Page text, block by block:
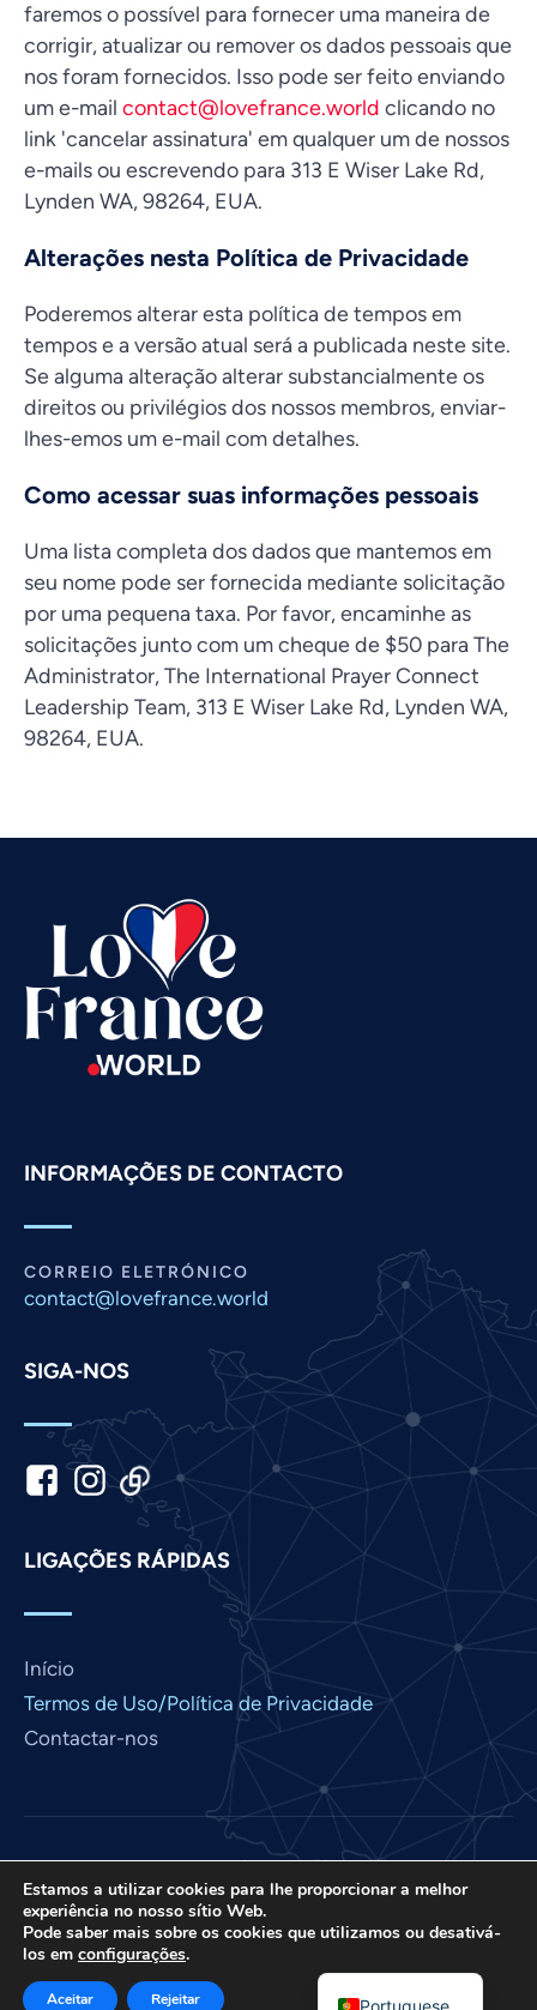
faremos o possível para fornecer uma maneira de
corrigir, atualizar ou remover os dados pessoais que
nos foram fornecidos. Isso pode ser feito enviando
um e-mail contact@lovefrance.world clicando no
link 'cancelar assinatura' em qualquer um de nossos
e-mails ou escrevendo para 313 E Wiser Lake Rd,
Lynden WA, 98264, EUA.
Alterações nesta Política de Privacidade
Poderemos alterar esta política de tempos em
tempos e a versão atual será a publicada neste site.
Se alguma alteração alterar substancialmente os
direitos ou privilégios dos nossos membros, enviar-
lhes-emos um e-mail com detalhes.
Como acessar suas informações pessoais
Uma lista completa dos dados que mantemos em
seu nome pode ser fornecida mediante solicitação
por uma pequena taxa. Por favor, encaminhe as
solicitações junto com um cheque de $50 para The
Administrator, The International Prayer Connect
Leadership Team, 313 E Wiser Lake Rd, Lynden WA,
98264, EUA.
INFORMAÇÕES DE CONTACTO
CORREIO ELETRÓNICO
contact@lovefrance.world
SIGA-NOS
LIGAÇÕES RÁPIDAS
Início
Termos de Uso/Política de Privacidade
Contactar-nos
Love France é um projeto da International Prayer
Connect, uma organização sem fins lucrativos dos
EUA 501 (C) (3) EIN: 85-3845307.
© 2026. Todos os direitos reservados. Site criado por
Meios de comunicação IPC
Estamos a utilizar cookies para lhe proporcionar a melhor
experiência no nosso sítio Web.
Pode saber mais sobre os cookies que utilizamos ou desativá-
los em configurações.
Aceitar Rejeitar Portuguese
Afrikaans
Arabic
Finnish
Italian
Japanese
Kannada
Korean
Malay
Marathi